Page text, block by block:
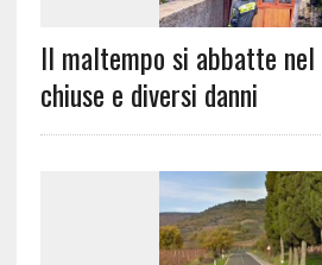
Il maltempo si abbatte nel
chiuse e diversi danni